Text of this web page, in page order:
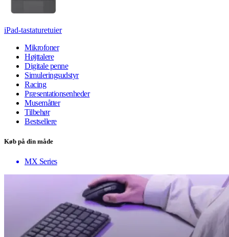
iPad-tastaturetuier
Mikrofoner
Højttalere
Digitale penne
Simuleringsudstyr
Racing
Præsentationsenheder
Musemåtter
Tilbehør
Bestsellere
Køb på din måde
MX Series